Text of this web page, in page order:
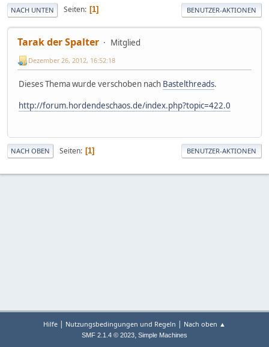
NACH UNTEN Seiten 1 BENUTZER-AKTIONEN
Tarak der Spalter Mitglied
Dezember 26, 2012, 16:52:18
Dieses Thema wurde verschoben nach Bastelthreads.
http://forum.hordendeschaos.de/index.php?topic=422.0
NACH OBEN Seiten 1 BENUTZER-AKTIONEN
Hilfe | Nutzungsbedingungen und Regeln | Nach oben ▲
SMF 2.1.4 © 2023, Simple Machines